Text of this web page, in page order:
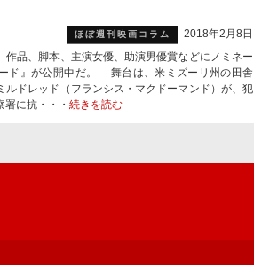
ほぼ週刊映画コラム
2018年2月8日
品、脚本、主演女優、助演男優賞などにノミネー
ド』が公開中だ。 舞台は、米ミズーリ州の田舎
ルドレッド（フランシス・マクドーマンド）が、犯
に抗・・・ 続きを読む